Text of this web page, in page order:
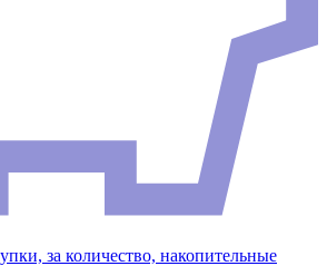
за количество, накопительные